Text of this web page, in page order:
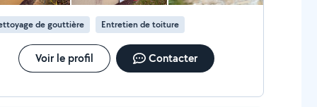
de gouttière Entretien de toiture
Voir le profil Contacter